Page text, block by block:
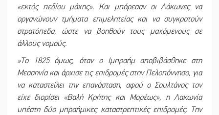
«εκτός πεδίου μάχης». Και μπόρεσαν οι Λάκωνες να
οργανώνουν τμήματα επιμελητείας και να συγκροτούν
στρατόπεδα, ώστε να βοηθούν τους μαχόμενους σε
άλλους νομούς.
»Το 1825 όμως, όταν ο Ιμπραήμ αποβιβάσθηκε στη
Μεσσηνία και άρχισε τις επιδρομές στην Πελοπόννησο, για
να καταστείλει την επανάσταση, αφού ο Σουλτάνος τον
είχε διορίσει «Βαλή Κρήτης και Μορέως», η Λακωνία
υπέστη δύο μπραήμικες καταστρεπτικές επιδρομές. Την